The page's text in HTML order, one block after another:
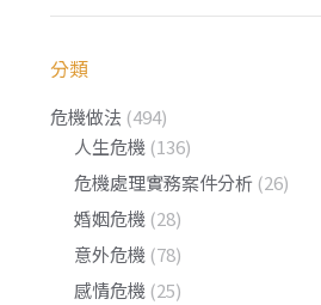
分類
危機做法 (494)
人生危機 (136)
危機處理實務案件分析 (26)
婚姻危機 (28)
意外危機 (78)
感情危機 (25)